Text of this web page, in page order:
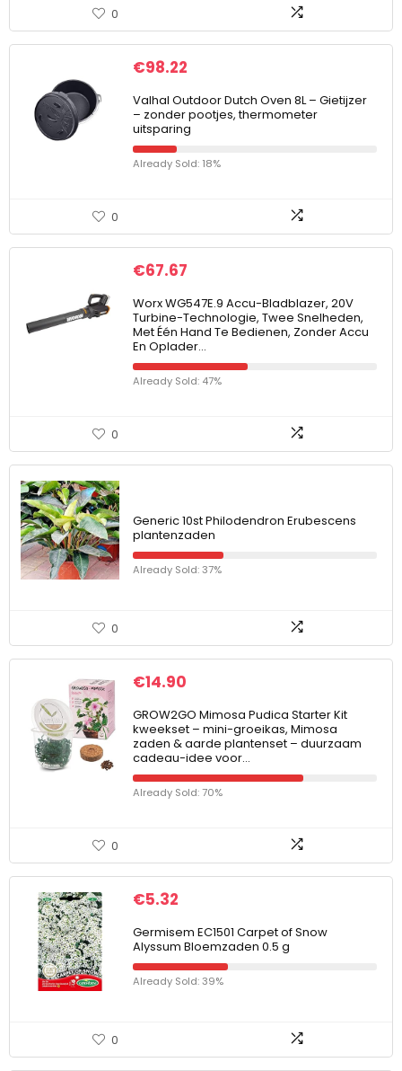
0
€98.22
Valhal Outdoor Dutch Oven 8L – Gietijzer
– zonder pootjes, thermometer
uitsparing
Already Sold: 18%
0
€67.67
Worx WG547E.9 Accu-Bladblazer, 20V
Turbine-Technologie, Twee Snelheden,
Met Één Hand Te Bedienen, Zonder Accu
En Oplader…
Already Sold: 47%
0
Generic 10st Philodendron Erubescens
plantenzaden
Already Sold: 37%
0
€14.90
GROW2GO Mimosa Pudica Starter Kit
kweekset – mini-groeikas, Mimosa
zaden & aarde plantenset – duurzaam
cadeau-idee voor…
Already Sold: 70%
0
€5.32
Germisem EC1501 Carpet of Snow
Alyssum Bloemzaden 0.5 g
Already Sold: 39%
0